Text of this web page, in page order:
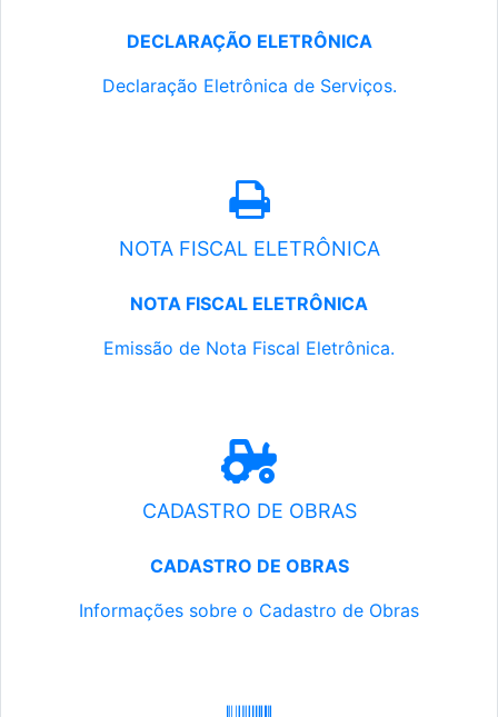
DECLARAÇÃO ELETRÔNICA
Declaração Eletrônica de Serviços.
NOTA FISCAL ELETRÔNICA
NOTA FISCAL ELETRÔNICA
Emissão de Nota Fiscal Eletrônica.
CADASTRO DE OBRAS
CADASTRO DE OBRAS
Informações sobre o Cadastro de Obras